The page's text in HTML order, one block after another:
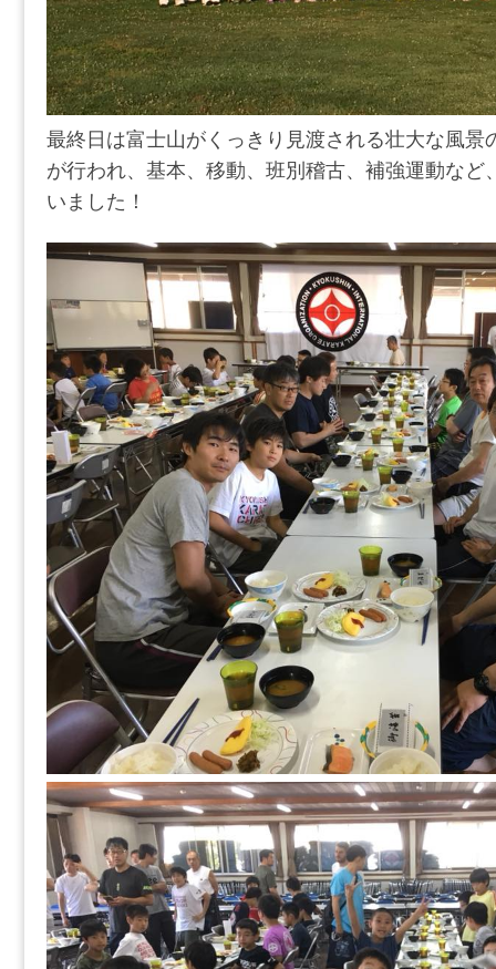
最終日は富士山がくっきり見渡される壮大な風景
が行われ、基本、移動、班別稽古、補強運動など
いました！